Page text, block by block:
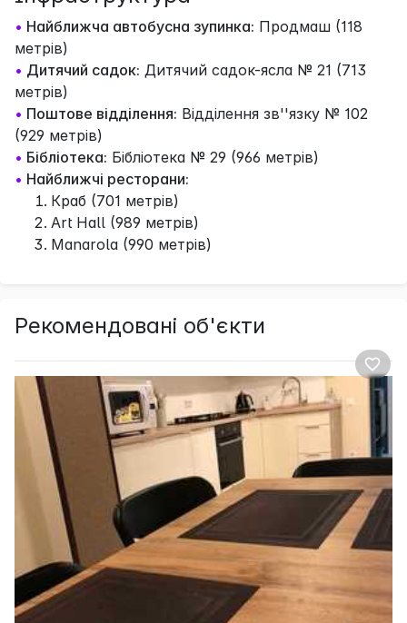
• Найближча автобусна зупинка: Продмаш (118
метрів)
• Дитячий садок: Дитячий садок-ясла № 21 (713
метрів)
• Поштове відділення: Відділення зв''язку № 102
(929 метрів)
• Бібліотека: Бібліотека № 29 (966 метрів)
• Найближчі ресторани:
Краб (701 метрів)
Art Hall (989 метрів)
Manarola (990 метрів)
Рекомендовані об'єкти